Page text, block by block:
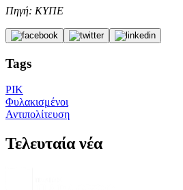
Πηγή: ΚΥΠΕ
Tags
ΡΙΚ
Φυλακισμένοι
Αντιπολίτευση
Τελευταία νέα